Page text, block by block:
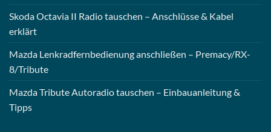
Skoda Octavia II Radio tauschen – Anschlüsse & Kabel
erklärt
Mazda Lenkradfernbedienung anschließen – Premacy/RX-
8/Tribute
Mazda Tribute Autoradio tauschen – Einbauanleitung &
Tipps